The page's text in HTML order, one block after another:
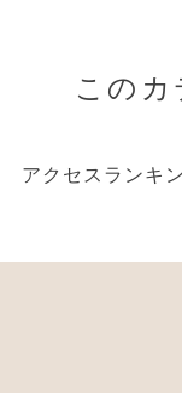
このカ
アクセスランキ